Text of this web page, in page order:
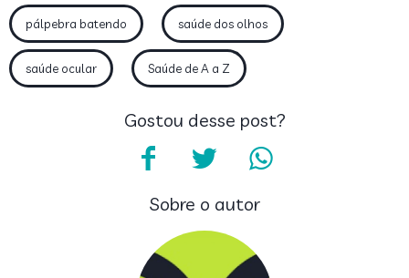
pálpebra batendo saúde dos olhos
saúde ocular Saúde de A a Z
Gostou desse post?
Sobre o autor